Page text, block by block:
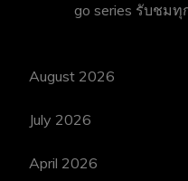
go series รับชมทุ
August 2026
July 2026
April 2026